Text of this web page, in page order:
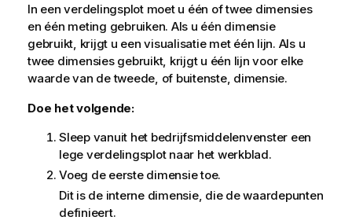
In een verdelingsplot moet u één of twee dimensies
en één meting gebruiken. Als u één dimensie
gebruikt, krijgt u een visualisatie met één lijn. Als u
twee dimensies gebruikt, krijgt u één lijn voor elke
waarde van de tweede, of buitenste, dimensie.
Doe het volgende:
Sleep vanuit het bedrijfsmiddelenvenster een
lege verdelingsplot naar het werkblad.
Voeg de eerste dimensie toe.
Dit is de interne dimensie, die de waardepunten
definieert.